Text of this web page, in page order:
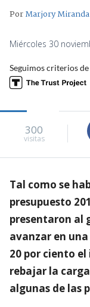
PorMarjory Miranda
Miércoles 30
Seguimos criterios de
300
visitas
Tal como se
presupuesto
presentaron al
avanzar en
20 por ciento
rebajar la
algunas de las